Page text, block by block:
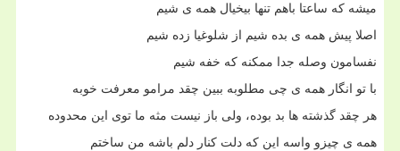
میشه که ساعتا باهم تنها بیخیال همه ی شیم
اصلا پیش همه ی بده شیم از شلوغیا زده شیم
نفسامون وصله جدا ممکنه که خفه شیم
با تو انگار همه ی چی مطلوبه ببین چقد مرامو معرفت خوبه
هر چقد گذشته ها بد بوده، ولی باز نیست مثه ما توی این محدوده
همه ی چیزو واسه این که دلت کنار دلم باشه من ساختم